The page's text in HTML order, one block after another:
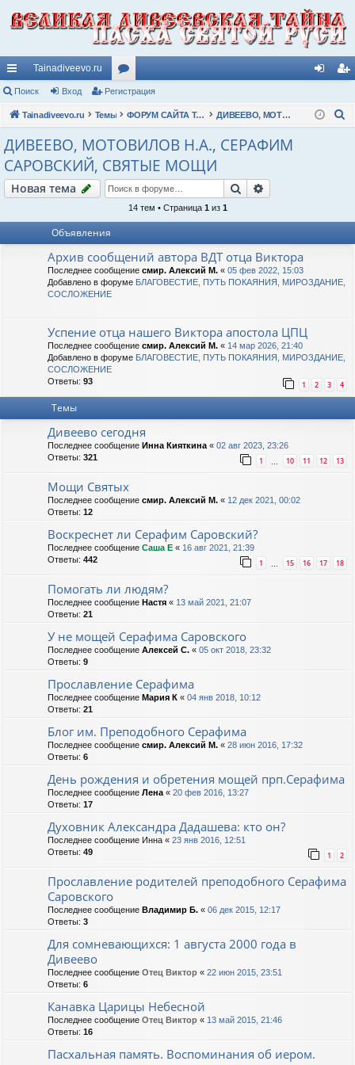
с
ы
лк
и
Tainadiveevo.ru
ор
ум
ы
д ис
Поиск Вход Регистрация
Tainadiveevo.ru Темы ФОРУМ САЙТА TAINADIVEEVO.RU ДИВЕЕВО, МОТОВИЛОВ Н.А., СЕРАФИМ САРОВСКИЙ, СВЯТЫЕ МОЩИ
ДИВЕЕВО, МОТОВИЛОВ Н.А., СЕРАФИМ
САРОВСКИЙ, СВЯТЫЕ МОЩИ
Новая тема Поиск
14 тем • Страница 1 из 1
Объявления
Архив сообщений автора ВДТ отца Виктора
Последнее сообщение смир. Алексий М. « 05 фев 2022, 15:03
Добавлено в форуме БЛАГОВЕСТИЕ, ПУТЬ ПОКАЯНИЯ, МИРОЗДАНИЕ,
СОСЛОЖЕНИЕ
Успение отца нашего Виктора апостола ЦПЦ
Последнее сообщение смир. Алексий М. « 14 мар 2026, 21:40
Добавлено в форуме БЛАГОВЕСТИЕ, ПУТЬ ПОКАЯНИЯ, МИРОЗДАНИЕ,
СОСЛОЖЕНИЕ
Ответы: 93 1 2 3 4
Темы
Дивеево сегодня
Последнее сообщение Инна Кияткина « 02 авг 2023, 23:26
Ответы: 321 1 … 10 11 12 13
Мощи Святых
Последнее сообщение смир. Алексий М. « 12 дек 2021, 00:02
Ответы: 12
Воскреснет ли Серафим Саровский?
Последнее сообщение Саша Е « 16 авг 2021, 21:39
Ответы: 442 1 … 15 16 17 18
Помогать ли людям?
Последнее сообщение Настя « 13 май 2021, 21:07
Ответы: 21
У не мощей Серафима Саровского
Последнее сообщение Алексей С. « 05 окт 2018, 23:32
Ответы: 9
Прославление Серафима
Последнее сообщение Мария К « 04 янв 2018, 10:12
Ответы: 21
Блог им. Преподобного Серафима
Последнее сообщение смир. Алексий М. « 28 июн 2016, 17:32
Ответы: 6
День рождения и обретения мощей прп.Серафима
Последнее сообщение Лена « 20 фев 2016, 13:27
Ответы: 17
Духовник Александра Дадашева: кто он?
Последнее сообщение Инна « 23 янв 2016, 12:51
Ответы: 49 1 2
Прославление родителей преподобного Серафима
Саровского
Последнее сообщение Владимир Б. « 06 дек 2015, 12:17
Ответы: 3
Для сомневающихся: 1 августа 2000 года в
Дивеево
Последнее сообщение Отец Виктор « 22 июн 2015, 23:51
Ответы: 6
Канавка Царицы Небесной
Последнее сообщение Отец Виктор « 13 май 2015, 21:46
Ответы: 16
Пасхальная память. Воспоминания об иером.